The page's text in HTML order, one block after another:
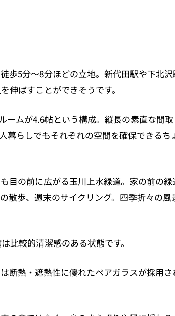
歩5分〜8分ほどの立地。新代田駅や下北沢
伸ばすことができそうです。
ームが4.6帖という構成。縦長の素直な間
暮らしでもそれぞれの空間を確保できる
目の前に広がる玉川上水緑道。家の前の緑
散歩、週末のサイクリング。四季折々の
比較的清潔感のある状態です。
断熱・遮熱性に優れたペアガラスが採用